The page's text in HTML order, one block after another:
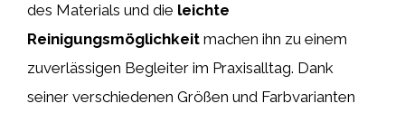
des Materials und die leichte
Reinigungsmöglichkeit machen ihn zu einem
zuverlässigen Begleiter im Praxisalltag. Dank
seiner verschiedenen Größen und Farbvarianten